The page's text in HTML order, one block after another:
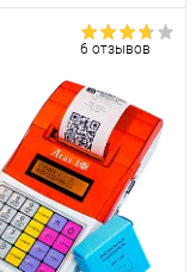
6 отзывов